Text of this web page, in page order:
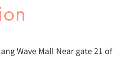
Wave Mall Near gate 21 of